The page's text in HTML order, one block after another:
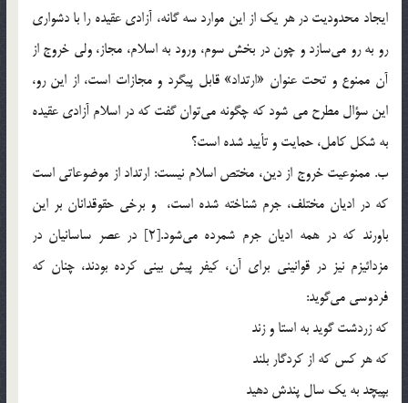
ايجاد محدوديت در هر يك از اين موارد سه گانه، آزادي عقيده را با دشواري
رو به رو مي‌سازد و چون در بخش سوم، ورود به اسلام، مجاز، ولي خروج از
آن ممنوع و تحت عنوان «ارتداد» قابل پيگرد و مجازات است، از اين رو،
اين سؤال مطرح مي شود که چگونه مي‌توان گفت كه در اسلام آزادي عقيده
به شكل كامل،‌ حمايت و تأييد شده است؟
ب. ممنوعيت خروج از دين، مختص اسلام نيست: ارتداد از موضوعاتي است
كه در اديان مختلف، جرم شناخته شده است، و برخي حقوقدانان بر اين
باورند كه در همه اديان جرم شمرده مي‌شود.[2] در عصر ساسانيان در
مزدائيزم نيز در قوانيني براي آن، كيفر پيش بيني كرده بودند، چنان كه
فردوسي مي‌گويد:
كه زردشت گويد به استا و زند
كه هر كس كه از كردگار بلند
بپيچد به يك سال پندش دهيد